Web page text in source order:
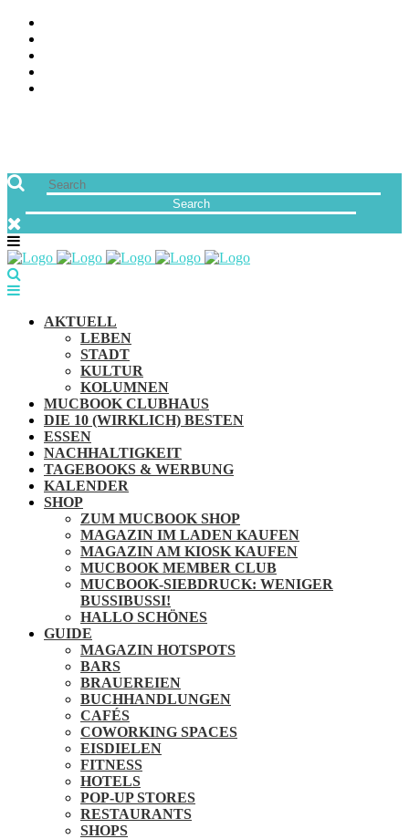
AKTUELL
LEBEN
STADT
KULTUR
KOLUMNEN
MUCBOOK CLUBHAUS
DIE 10 (WIRKLICH) BESTEN
ESSEN
NACHHALTIGKEIT
TAGEBOOKS & WERBUNG
KALENDER
SHOP
ZUM MUCBOOK SHOP
MAGAZIN IM LADEN KAUFEN
MAGAZIN AM KIOSK KAUFEN
MUCBOOK MEMBER CLUB
MUCBOOK-SIEBDRUCK: WENIGER
BUSSIBUSSI!
HALLO SCHÖNES
GUIDE
MAGAZIN HOTSPOTS
BARS
BRAUEREIEN
BUCHHANDLUNGEN
CAFÉS
COWORKING SPACES
EISDIELEN
FITNESS
HOTELS
POP-UP STORES
RESTAURANTS
SHOPS